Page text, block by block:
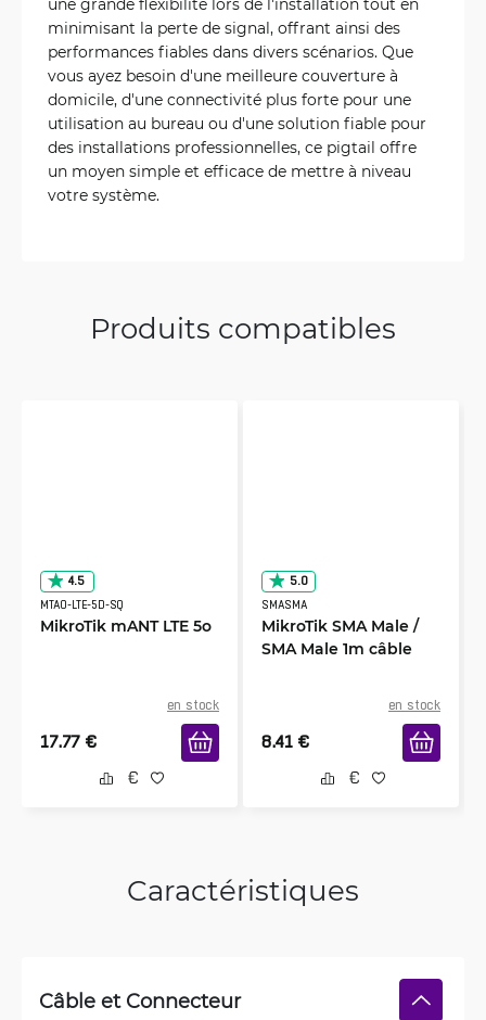
minimisant la perte de signal, offrant ainsi des
performances fiables dans divers scénarios. Que
vous ayez besoin d'une meilleure couverture à
domicile, d'une connectivité plus forte pour une
utilisation au bureau ou d'une solution fiable pour
des installations professionnelles, ce pigtail offre
un moyen simple et efficace de mettre à niveau
votre système.
Produits compatibles
4.5
MTAO-LTE-5D-SQ
MikroTik mANT LTE 5o
en stock
17.77 €
5.0
SMASMA
MikroTik SMA Male /
SMA Male 1m câble
en stock
8.41 €
Caractéristiques
Câble et Connecteur